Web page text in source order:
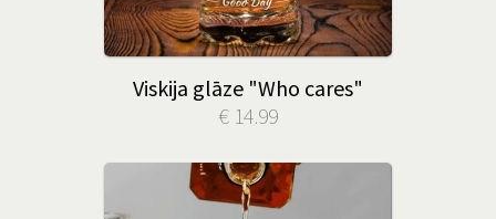
Viskija glāze "Who cares"
€ 14.99